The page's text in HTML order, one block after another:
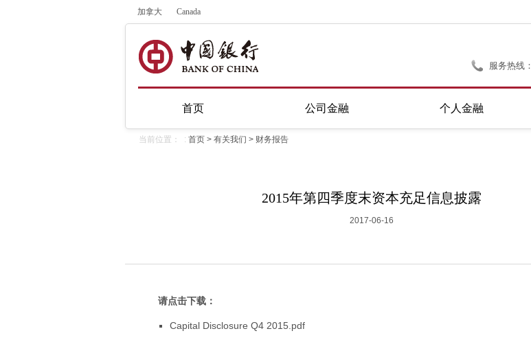
加拿大 Canada
服务热线：
首页 公司金融 个人金融
当前位置： : 首页 > 有关我们 > 财务报告
2015年第四季度末资本充足信息披露
2017-06-16
请点击下载：
Capital Disclosure Q4 2015.pdf